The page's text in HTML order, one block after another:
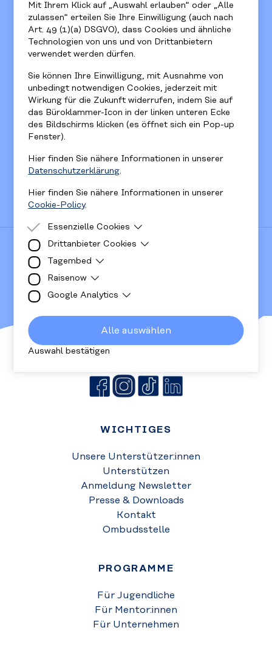
Mit Ihrem Klick auf „Auswahl erlauben“ oder „Alle
zulassen“ erteilen Sie Ihre Einwilligung (auch nach
Art. 49 (1)(a) DSGVO), dass Cookies und ähnliche
Technologien von uns und von Drittanbietern
verwendet werden dürfen.
Sie können Ihre Einwilligung, mit Ausnahme von
unbedingt notwendigen Cookies, jederzeit mit
Wirkung für die Zukunft widerrufen, indem Sie auf
das Büroklammer-Icon in der linken unteren Ecke
des Bildschirms klicken (es öffnet sich ein Pop-up
Fenster).
Hier finden Sie nähere Informationen in unserer
Datenschutzerklärung.
Hier finden Sie nähere Informationen in unserer
Cookie-Policy.
Essenzielle Cookies
Essenzielle Cookies sind Cookies, welche für
die ordnungsgemäße Funktion der Website
Drittanbieter Cookies
Drittanbieter Cookies sind Cookies, die
Drittanbieter-Software setzt, um Funktionen
Tagembed
Diese Cookies sind für die Anzeige der Social-
Media Walls notwendig.
Raisenow
Cookies werden für die Anzeige des
Google Analytics
wie viele Personen unsere Website besuchen
gesammelten Daten sind anonym.
Alle auswählen
Auswahl bestätigen
persönliche:n Mentor:in, um sich gemeinsam
Gedanken über die Zukunftsplanung zu machen
und konkrete Schritte im Ausbildungsweg zu
setzen. Das Mentoringteam meistert gemeinsam
den erfolgreichen Einstieg in eine weiterführende
Schule oder eine Lehre.
Kinder- und Jugendschutzkonzept
Impressum
Cookie Policy
FOLGE UNS AUF UNSEREN KANÄLEN
WICHTIGES
Unsere Unterstützer:innen
Unterstützen
Anmeldung Newsletter
Presse & Downloads
Kontakt
Ombudsstelle
PROGRAMME
Für Jugendliche
Für Mentor:innen
Für Unternehmen